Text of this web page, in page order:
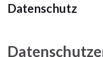
Datenschutz